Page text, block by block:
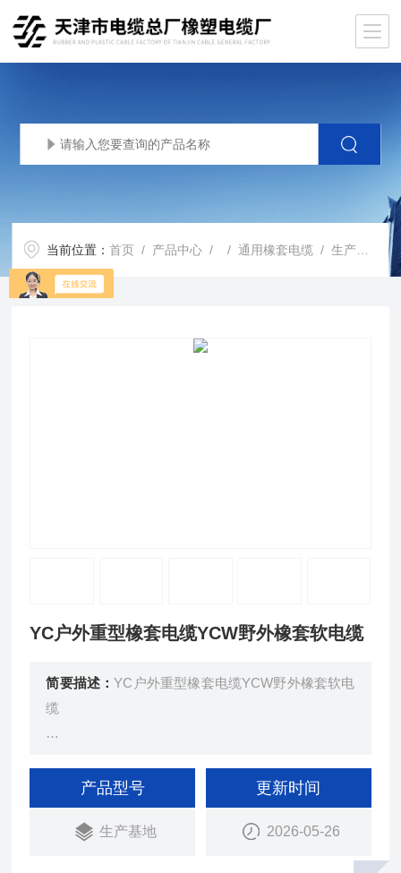
当前位置：首页 / 产品中心 / /通用橡套电缆 / 生产基地YC户外重型橡套电缆YCW野外橡套软电缆
YC户外重型橡套电缆YCW野外橡套软电缆
简要描述：YC户外重型橡套电缆YCW野外橡套软电
缆
绝缘层、经后，多股绞合成揽，再挤包橡皮护套、而
成。
产品型号
生产基地
更新时间
2026-05-26